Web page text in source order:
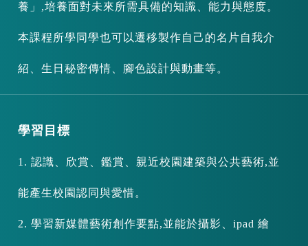
養」,培養面對未來所需具備的知識、能力與態度。
本課程所學同學也可以遷移製作自己的名片自我介
紹、生日秘密傳情、腳色設計與動畫等。
學習目標
1. 認識、欣賞、鑑賞、親近校園建築與公共藝術,並
能產生校園認同與愛惜。
2. 學習新媒體藝術創作要點,並能於攝影、ipad 繪